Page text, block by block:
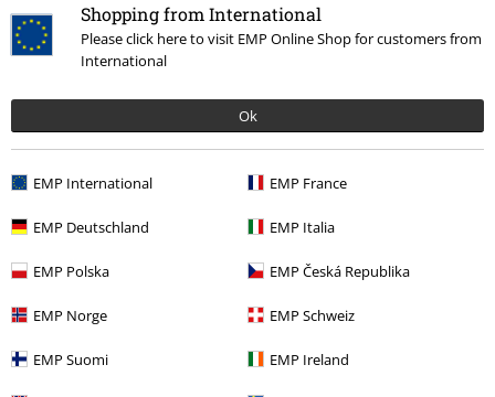
Shopping from International
Please click here to visit EMP Online Shop for customers from
International
Ok
EMP International EMP France
EMP Deutschland EMP Italia
EMP Polska EMP Česká Republika
EMP Norge EMP Schweiz
EMP Suomi EMP Ireland
PVCÀ partir de€ 59,90
Vêtements